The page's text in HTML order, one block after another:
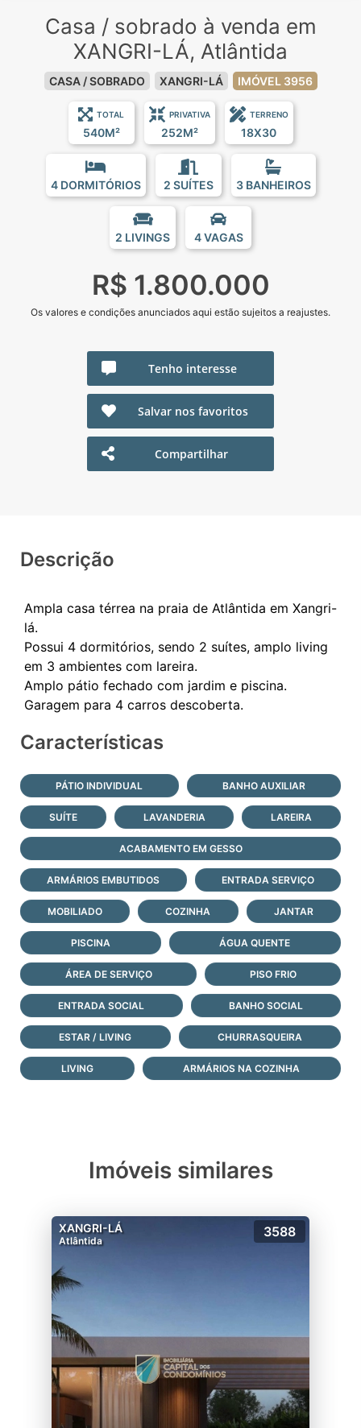
Casa / sobrado à venda em
XANGRI-LÁ, Atlântida
CASA / SOBRADO XANGRI-LÁ IMÓVEL 3956
TOTAL
540M²
PRIVATIVA
252M²
TERRENO
18X30
4 DORMITÓRIOS 2 SUÍTES 3 BANHEIROS
2 LIVINGS 4 VAGAS
R$ 1.800.000
Os valores e condições anunciados aqui estão sujeitos a reajustes.
Tenho interesse
Salvar nos favoritos
Compartilhar
Descrição
Ampla casa térrea na praia de Atlântida em Xangri-
lá.
Possui 4 dormitórios, sendo 2 suítes, amplo living
em 3 ambientes com lareira.
Amplo pátio fechado com jardim e piscina.
Características
PÁTIO INDIVIDUAL BANHO AUXILIAR
SUÍTE LAVANDERIA LAREIRA
ACABAMENTO EM GESSO
ARMÁRIOS EMBUTIDOS ENTRADA SERVIÇO
MOBILIADO COZINHA JANTAR
PISCINA ÁGUA QUENTE
ÁREA DE SERVIÇO PISO FRIO
ENTRADA SOCIAL BANHO SOCIAL
ESTAR / LIVING CHURRASQUEIRA
LIVING ARMÁRIOS NA COZINHA
Imóveis similares
XANGRI-LÁ
Atlântida
3588